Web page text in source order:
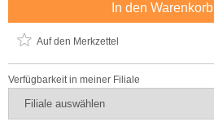
In den Warenkorb
Auf den Merkzettel
Verfügbarkeit in meiner Filiale